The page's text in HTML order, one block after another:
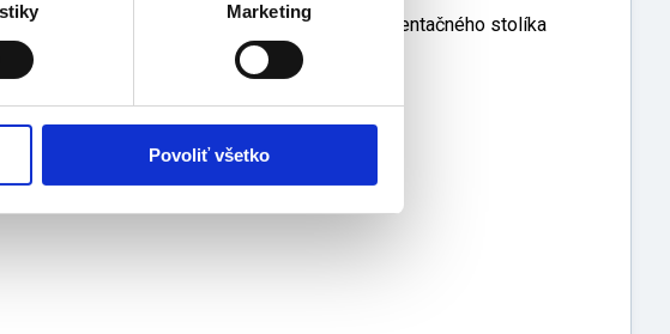
Marketing
Povoliť všetko
v zdravotníctve a tiež na krytie inštrumentačného stolíka